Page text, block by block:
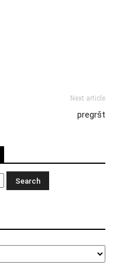
Next article
pregršt